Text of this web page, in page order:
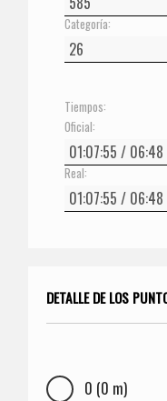
Categoría:
Tiempos:
Oficial:
Real:
DETALLE DE LOS
0 (0 m)